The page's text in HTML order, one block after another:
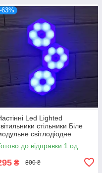
Led Lighted
стільники Біле
світлодіодне
3 шт.
до відправки 1 од.
₴ 800 ₴